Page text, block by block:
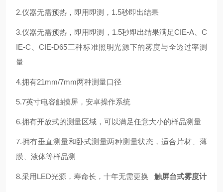
2.仪器无需预热，即用即测，1.5秒即出结果
3.仪器无需预热，即用即测，1.5秒即出结果满足CIE-A、C
IE-C、CIE-D65三种标准照明光源下的雾度与全透过率测
量
4.拥有21mm/7mm两种测量口径
5.7英寸电容触摸屏，安卓操作系统
6.拥有开放式的测量区域，可以满足任意大小的样品测量
7.拥有垂直测量和卧式测量两种测量状态，适合片材、薄
膜、液体等样品测
8.采用LED光源，寿命长，十年无需更换 触屏台式雾度计